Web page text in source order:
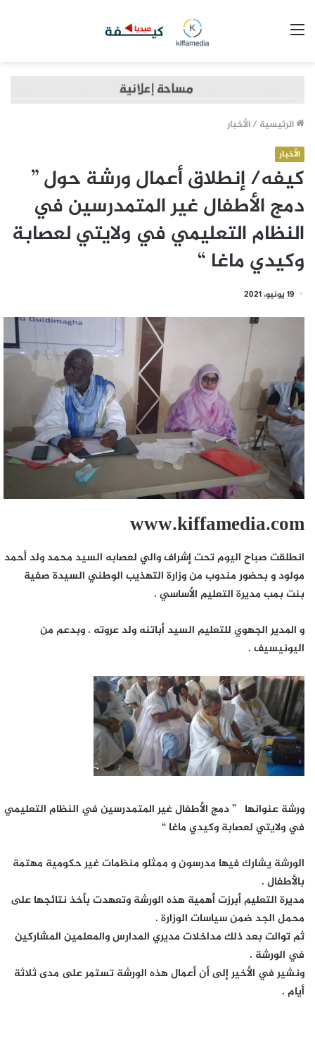
الرئيسية /الأخبار
الأخبار
كيفه/ إنطلاق أعمال ورشة حول ”
دمج الأطفال غير المتمدرسين في
النظام التعليمي في ولايتي لعصابة
وكيدي ماغا “
19 يونيو، 2021
www.kiffamedia.com
انطلقت صباح اليوم تحت إشراف والي لعصابه السيد محمد ولد أحمد
مولود و بحضور مندوب من وزارة التهذيب الوطني السيدة صفية
بنت بمب مديرة التعليم الأساسي .
و المدير الجهوي للتعليم السيد أباتنه ولد عروته . وبدعم من
اليونيسيف .
ورشة عنوانها ” دمج الأطفال غير المتمدرسين في النظام التعليمي
في ولايتي لعصابة وكيدي ماغا “
الورشة يشارك فيها مدرسون و ممثلو منظمات غير حكومية مهتمة
بالأطفال .
مديرة التعليم أبرزت أهمية هذه الورشة وتعهدت بأخذ نتائجها على
محمل الجد ضمن سياسات الوزارة .
ثم توالت بعد ذلك مداخلات مديري المدارس والمعلمين المشاركين
في الورشة .
ونشير في الأخير إلى أن أعمال هذه الورشة تستمر على مدى ثلاثة
أيام .